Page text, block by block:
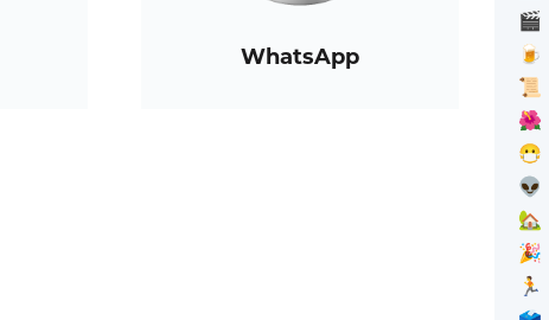
WhatsApp
🎬
🍺
📜
🌺
😷
👽
🏡
🎉
🏃